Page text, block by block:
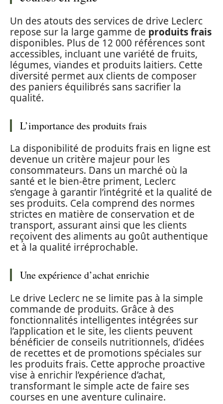
Un des atouts des services de drive Leclerc
repose sur la large gamme de produits frais
disponibles. Plus de 12 000 références sont
accessibles, incluant une variété de fruits,
légumes, viandes et produits laitiers. Cette
diversité permet aux clients de composer
des paniers équilibrés sans sacrifier la
qualité.
L’importance des produits frais
La disponibilité de produits frais en ligne est
devenue un critère majeur pour les
consommateurs. Dans un marché où la
santé et le bien-être priment, Leclerc
s’engage à garantir l’intégrité et la qualité de
ses produits. Cela comprend des normes
strictes en matière de conservation et de
transport, assurant ainsi que les clients
reçoivent des aliments au goût authentique
et à la qualité irréprochable.
Une expérience d’achat enrichie
Le drive Leclerc ne se limite pas à la simple
commande de produits. Grâce à des
fonctionnalités intelligentes intégrées sur
l’application et le site, les clients peuvent
bénéficier de conseils nutritionnels, d’idées
de recettes et de promotions spéciales sur
les produits frais. Cette approche proactive
vise à enrichir l’expérience d’achat,
transformant le simple acte de faire ses
courses en une aventure culinaire.